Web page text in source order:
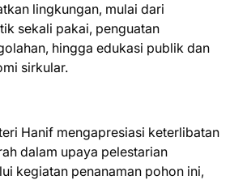
lingkungan, mulai dari
sekali pakai, penguatan
hingga edukasi publik dan
sirkular.
Hanif mengapresiasi keterlibatan
dalam upaya pelestarian
kegiatan penanaman pohon ini,